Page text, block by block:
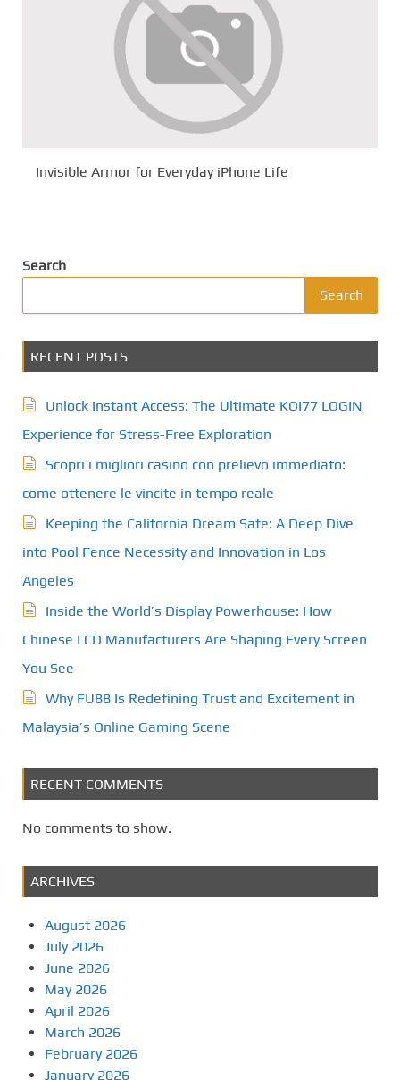
Invisible Armor for Everyday iPhone Life
Search
Search
RECENT POSTS
Unlock Instant Access: The Ultimate KOI77 LOGIN
Experience for Stress-Free Exploration
Scopri i migliori casino con prelievo immediato:
come ottenere le vincite in tempo reale
Keeping the California Dream Safe: A Deep Dive
into Pool Fence Necessity and Innovation in Los
Angeles
Inside the World’s Display Powerhouse: How
Chinese LCD Manufacturers Are Shaping Every Screen
You See
Why FU88 Is Redefining Trust and Excitement in
Malaysia’s Online Gaming Scene
RECENT COMMENTS
No comments to show.
ARCHIVES
August 2026
July 2026
June 2026
May 2026
April 2026
March 2026
February 2026
January 2026